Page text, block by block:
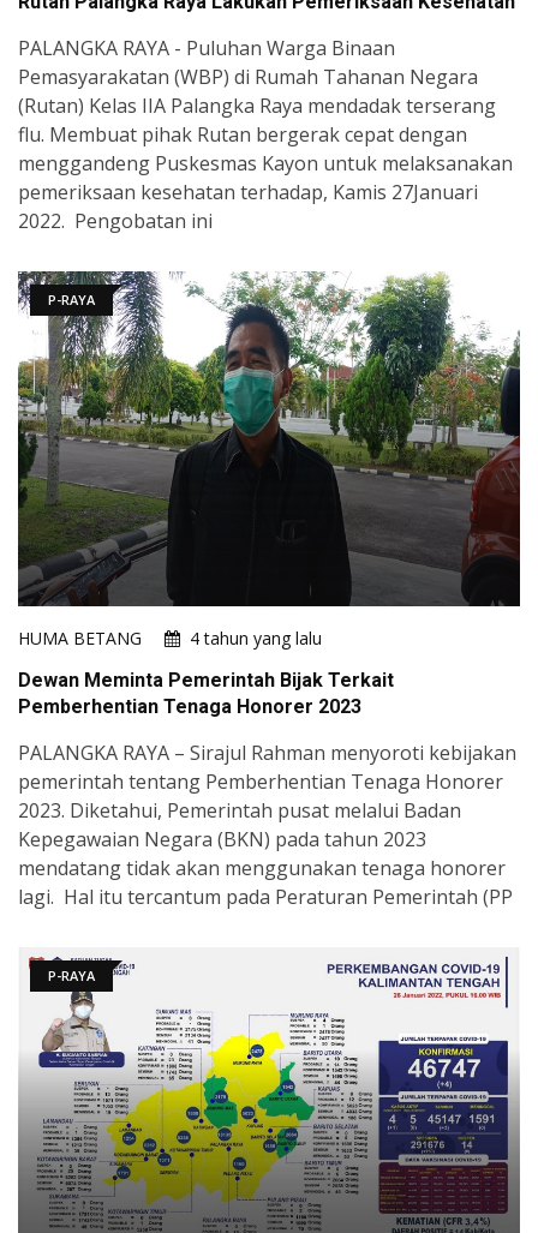
PALANGKA RAYA - Puluhan Warga Binaan
Pemasyarakatan (WBP) di Rumah Tahanan Negara
(Rutan) Kelas IIA Palangka Raya mendadak terserang
flu. Membuat pihak Rutan bergerak cepat dengan
menggandeng Puskesmas Kayon untuk melaksanakan
pemeriksaan kesehatan terhadap, Kamis 27Januari
2022. Pengobatan ini
P-RAYA
HUMA BETANG
4 tahun yang lalu
Dewan Meminta Pemerintah Bijak Terkait
Pemberhentian Tenaga Honorer 2023
PALANGKA RAYA – Sirajul Rahman menyoroti kebijakan
pemerintah tentang Pemberhentian Tenaga Honorer
2023. Diketahui, Pemerintah pusat melalui Badan
Kepegawaian Negara (BKN) pada tahun 2023
mendatang tidak akan menggunakan tenaga honorer
lagi. Hal itu tercantum pada Peraturan Pemerintah (PP
P-RAYA